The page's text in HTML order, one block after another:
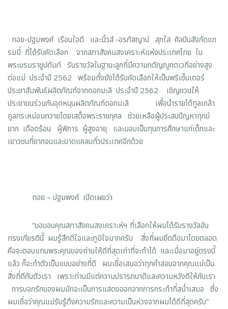
ทอย-ปฐมพงศ์ เรือนใจดี และมิ้วส์ -อรภัสญาน์ สุกใส ศิลปินสังกัดแก
รมมี่ ที่ได้รับคัดเลือก จากสภาสังคมสงเคราะห์แห่งประเทศไทย ใน
พระบรมราชูปถัมภ์ รับรางวัลในฐานะลูกที่มีความกตัญญูกตเวทีอย่างสูง
ต่อแม่ ประจำปี 2562 พร้อมทั้งยังได้รับคัดเลือกให้เป็นพรีเซ็นเตอร์
ประชาสัมพันธ์ผลิตภัณฑ์จากดอกมะลิ ประจำปี 2562 เชิญชวนให้
ประชาชนร่วมกันอุดหนุนผลิตภัณฑ์ดอกมะลิ เพื่อนำรายได้ทูลเกล้า
ทูลกระหม่อมถวายโดยเสด็จพระราชกุศล ช่วยเหลือผู้ประสบปัญหาทุกข์
ยาก เดือดร้อน ผู้พิการ ผู้สูงอายุ และมอบเป็นทุนการศึกษาแก่เด็กและ
เยาวชนที่ยากจนและขาดแคลนทั่วประเทศอีกด้วย
ทอย – ปฐมพงศ์ เปิดเผยว่า
“ขอขอบคุณสภาสังคมสงเคราะห์ฯ ที่เลือกให้ผมได้รับรางวัลอัน
ทรงเกียรตินี้ ผมรู้สึกดีใจและภูมิใจมากครับ สิ่งที่ผมยึดถือมาโดยตลอด
คือจะตอบแทนพระคุณของท่านให้ดีที่สุดเท่าที่จะทำได้ และเมื่อมาอยู่ตรงนี้
แล้ว ก็จะทำตัวเป็นแบบอย่างที่ดี ผมเชื่อเสมอว่าทุกคำสอนจากคุณแม่เป็น
สิ่งที่ดีกับตัวเรา เพราะท่านมีแต่ความปรารถนาดีและความหวังดีให้กับเรา
การบอกรักของผมมักจะเป็นการแสดงออกจากการกระทำที่สม่ำเสมอ ซึ่ง
ผมเชื่อว่าคุณแม่รับรู้ถึงความรักและความเป็นห่วงจากผมได้ดีที่สุดครับ”